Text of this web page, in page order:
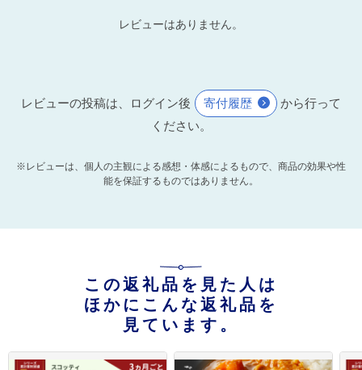
レビューはありません。
レビューの投稿は、ログイン後 寄付履歴
から行って
ください。
※レビューは、個人の主観による感想・体感によるもので、商品の効果や性
能を保証するものではありません。
この返礼品を見た人は
ほかにこんな返礼品を
見ています。